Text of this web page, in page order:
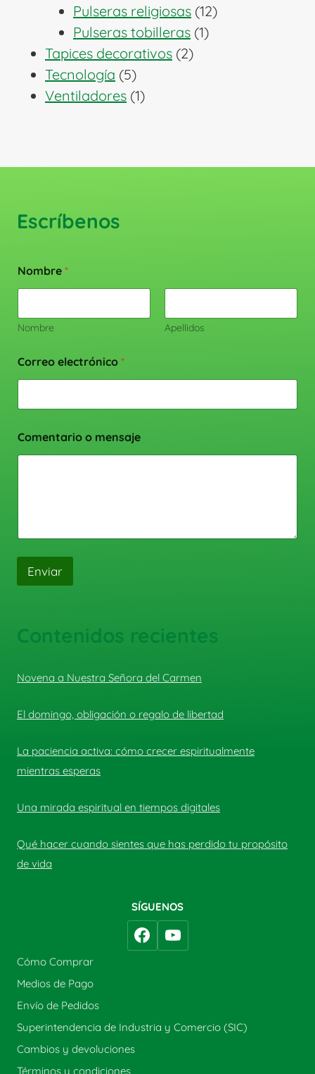
productos
Pulseras religiosas 1212
Pulseras tobilleras 11
Tapices decorativos 22
Tecnología 55
productos
Ventiladores 11
Escríbenos
Nombre *
Nombre Apellidos
Correo electrónico *
Comentario o mensaje
Enviar
Contenidos recientes
Novena a Nuestra Señora del Carmen
El domingo, obligación o regalo de libertad
La paciencia activa: cómo crecer espiritualmente
mientras esperas
Una mirada espiritual en tiempos digitales
Qué hacer cuando sientes que has perdido tu propósito
de vida
SÍGUENOS
Cómo Comprar
Medios de Pago
Envío de Pedidos
Superintendencia de Industria y Comercio (SIC)
Cambios y devoluciones
Términos y condiciones